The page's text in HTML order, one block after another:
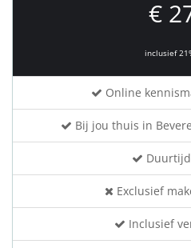
€
inclusief
Online
Bij jou thuis in
Exclusief
Inclusief